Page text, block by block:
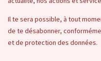
Il te sera possible, à tout
de te désabonner,
et de protection des données.